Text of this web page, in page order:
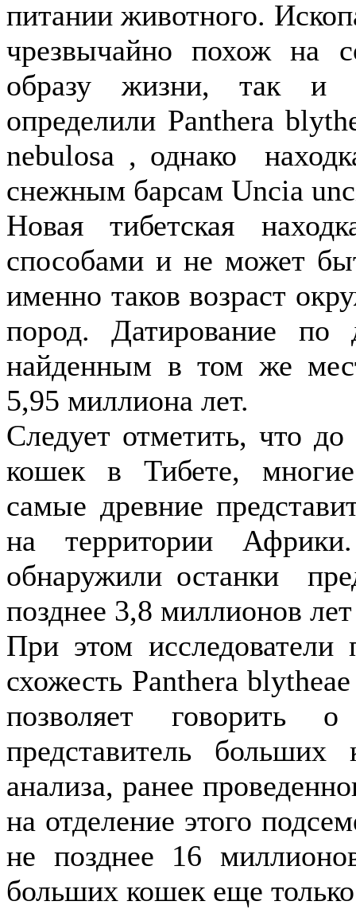
питании животного.
чрезвычайно похож на
образу жизни, так и
определили Panthera
nebulosa , однако
снежным барсам Uncia
Новая тибетская
способами и не может
именно таков возраст
пород. Датирование по
найденным в том же
5,95 миллиона лет.
Следует отметить, что
кошек в Тибете, многие
самые древние
на территории
обнаружили останки
позднее 3,8 миллионов
При этом исследователи
схожесть Panthera
позволяет
представитель
анализа, ранее
на отделение этого
не позднее 16
больших кошек еще